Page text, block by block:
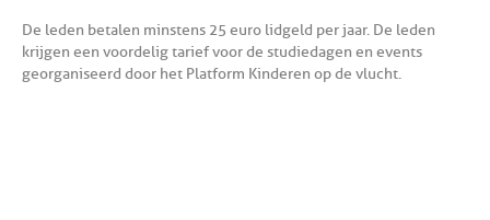
De leden betalen minstens 25 euro lidgeld per jaar. De leden
krijgen een voordelig tarief voor de studiedagen en events
georganiseerd door het Platform Kinderen op de vlucht.